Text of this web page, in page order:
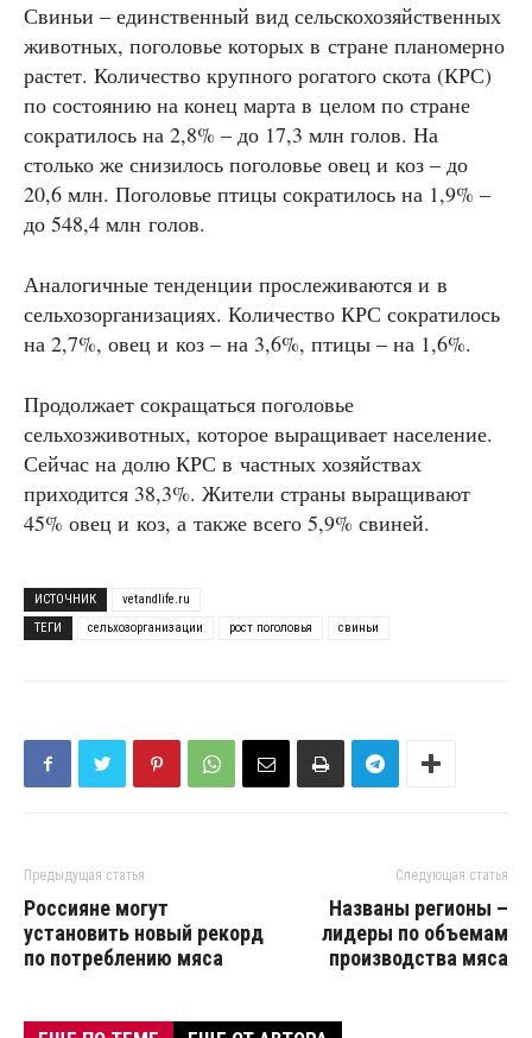
Свиньи – единственный вид сельскохозяйственных
животных, поголовье которых в стране планомерно
растет. Количество крупного рогатого скота (КРС)
по состоянию на конец марта в целом по стране
сократилось на 2,8% – до 17,3 млн голов. На
столько же снизилось поголовье овец и коз – до
20,6 млн. Поголовье птицы сократилось на 1,9% –
до 548,4 млн голов.
Аналогичные тенденции прослеживаются и в
сельхозорганизациях. Количество КРС сократилось
на 2,7%, овец и коз – на 3,6%, птицы – на 1,6%.
Продолжает сокращаться поголовье
сельхозживотных, которое выращивает население.
Сейчас на долю КРС в частных хозяйствах
приходится 38,3%. Жители страны выращивают
45% овец и коз, а также всего 5,9% свиней.
ИСТОЧНИК
vetandlife.ru
ТЕГИ
сельхозорганизации рост поголовья свиньи
Предыдущая статья
Россияне могут
установить новый рекорд
по потреблению мяса
Следующая статья
Названы регионы –
лидеры по объемам
производства мяса